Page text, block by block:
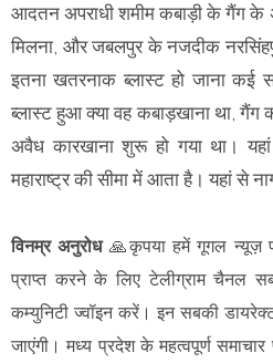
आदतन अपराधी शमीम कबाड़ी के गैंग
मिलना, और जबलपुर के नजदीक
इतना खतरनाक ब्लास्ट हो जाना कई
ब्लास्ट हुआ क्या वह कबाड़खाना था, गैंग
अवैध कारखाना शुरू हो गया था।
महाराष्ट्र की सीमा में आता है। यहां से
विनम्र अनुरोध 🙏कृपया हमें गूगल
प्राप्त करने के लिए टेलीग्राम चैनल
कम्युनिटी ज्वॉइन करें। इन सबकी
जाएंगी। मध्य प्रदेश के महत्वपूर्ण